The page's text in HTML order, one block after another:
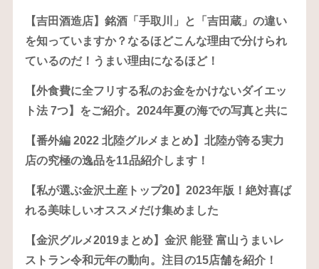
【吉田酒造店】銘酒「手取川」と「吉田蔵」の違い
を知っていますか？なるほどこんな理由で分けられ
ているのだ！うまい理由になるほど！
【外食費に全フリする私のお金をかけないダイエッ
ト法 7つ】をご紹介。2024年夏の海での写真と共に
【番外編 2022 北陸グルメまとめ】北陸が誇る実力
店の究極の逸品を11品紹介します！
【私が選ぶ金沢土産トップ20】2023年版！絶対喜ば
れる美味しいオススメだけ集めました
【金沢グルメ2019まとめ】金沢 能登 富山うまいレ
ストラン令和元年の動向。注目の15店舗を紹介！